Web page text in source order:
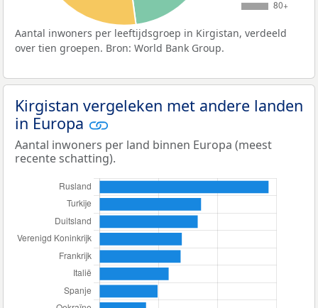
Aantal inwoners per leeftijdsgroep in Kirgistan, verdeeld
over tien groepen. Bron: World Bank Group.
Kirgistan vergeleken met andere landen
in Europa
Aantal inwoners per land binnen Europa (meest
recente schatting).